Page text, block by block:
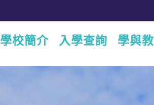
學校簡介 入學查詢 學與教